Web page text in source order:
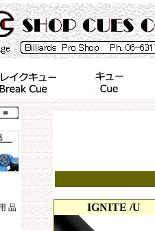
品
IGNITE /U